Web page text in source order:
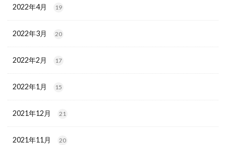
2022年4月 19
2022年3月 20
2022年2月 17
2022年1月 15
2021年12月 21
2021年11月 20